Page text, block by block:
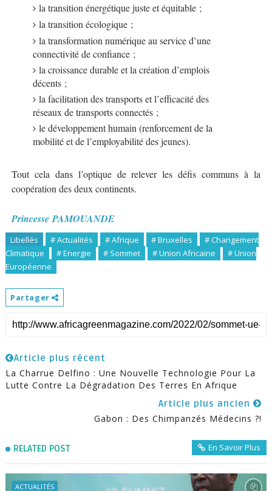
la transition énergétique juste et équitable ;
la transition écologique ;
la transformation numérique au service d’une
connectivité de confiance ;
la croissance durable et la création d’emplois
décents ;
la facilitation des transports et l’efficacité des
réseaux de transports connectés ;
le développement humain (renforcement de la
mobilité et de l’employabilité des jeunes).
Tout cela dans l’optique de relever les défis communs à la
coopération des deux continents.
PrincessePAMOUANDE
Libellés # Actualités # Afrique # Bruxelles
# Changement
Climatique
# Energie # Sommet # Union Africaine
# Union
Européenne
Partager
Article plus récent
La Charrue Delfino : Une Nouvelle Technologie Pour La
Lutte Contre La Dégradation Des Terres En Afrique
Article plus ancien
Gabon : Des Chimpanzés Médecins ?!
RELATED POST En Savoir Plus
ACTUALITÉS